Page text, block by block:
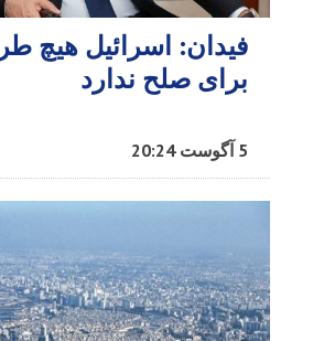
فیدان: اسرائیل هیچ
برای صلح ندارد
5 آگوست 20:24